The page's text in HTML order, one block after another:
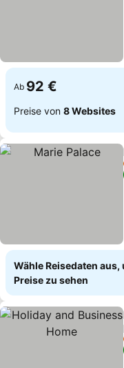
Ab 92 €
Preise von 8 Websites
Wähle Reisedaten aus,
Preise zu sehen